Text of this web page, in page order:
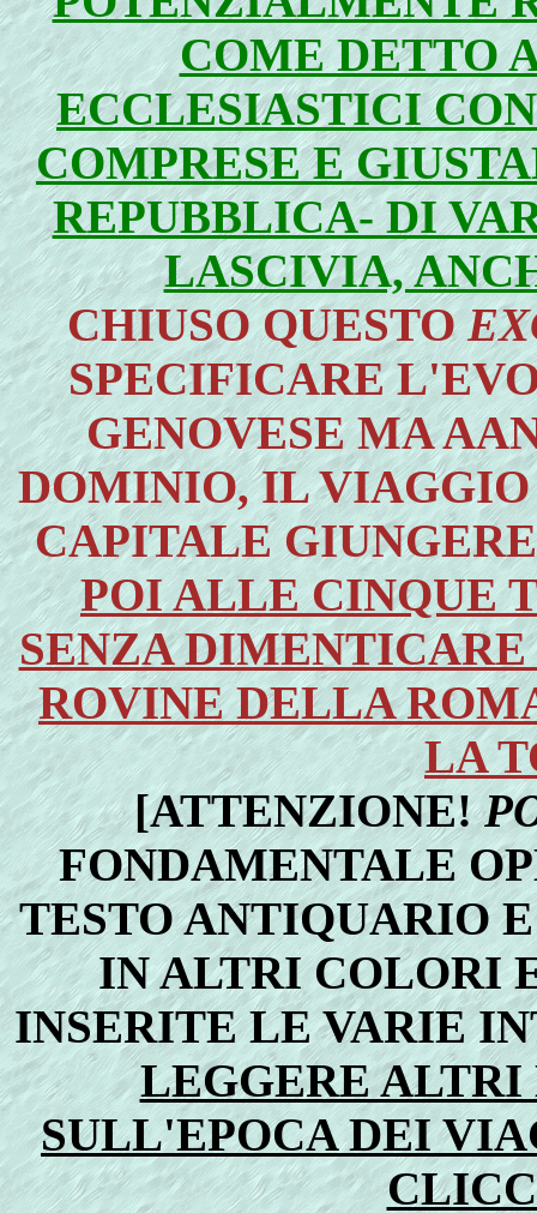
COME DETTO
ECCLESIASTICI
COMPRESE E
REPUBBLICA- DI
LASCIVIA,
CHIUSO QUESTO
SPECIFICARE
GENOVESE MA
DOMINIO, IL
CAPITALE
POI ALLE CINQUE
SENZA
ROVINE DELLA
LA
[ATTENZIONE!
FONDAMENTALE
TESTO ANTIQUARIO
IN ALTRI COLORI
INSERITE LE VARIE
LEGGERE
SULL'EPOCA DEI